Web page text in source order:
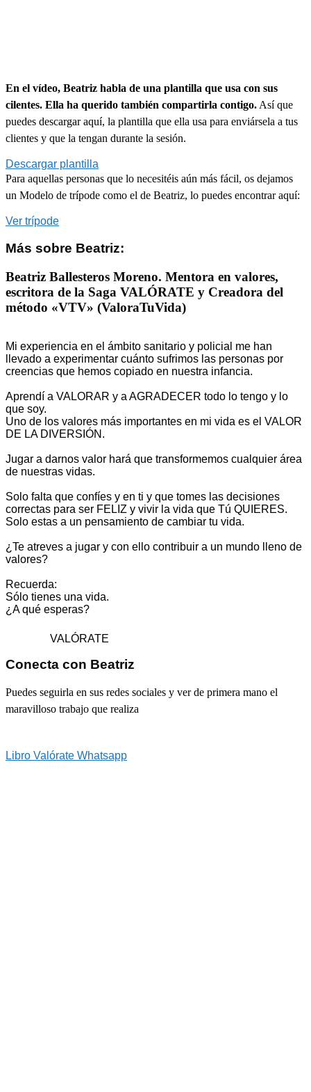
En el vídeo, Beatriz habla de una plantilla que usa con sus
cilentes. Ella ha querido también compartirla contigo. Así que
puedes descargar aquí, la plantilla que ella usa para enviársela a tus
clientes y que la tengan durante la sesión.
Descargar plantilla
Para aquellas personas que lo necesitéis aún más fácil, os dejamos
un Modelo de trípode como el de Beatriz, lo puedes encontrar aquí:
Ver trípode
Más sobre Beatriz:
Beatriz Ballesteros Moreno. Mentora en valores,
escritora de la Saga VALÓRATE y Creadora del
método «VTV» (ValoraTuVida)
Mi experiencia en el ámbito sanitario y policial me han
llevado a experimentar cuánto sufrimos las personas por
creencias que hemos copiado en nuestra infancia.
Aprendí a VALORAR y a AGRADECER todo lo tengo y lo
que soy.
Uno de los valores más importantes en mi vida es el VALOR
DE LA DIVERSIÓN.
Jugar a darnos valor hará que transformemos cualquier área
de nuestras vidas.
Solo falta que confíes y en ti y que tomes las decisiones
correctas para ser FELIZ y vivir la vida que Tú QUIERES.
Solo estas a un pensamiento de cambiar tu vida.
¿Te atreves a jugar y con ello contribuir a un mundo lleno de
valores?
Recuerda:
Sólo tienes una vida.
¿A qué esperas?
VALÓRATE
Conecta con Beatriz
Puedes seguirla en sus redes sociales y ver de primera mano el
maravilloso trabajo que realiza
Libro Valórate Whatsapp